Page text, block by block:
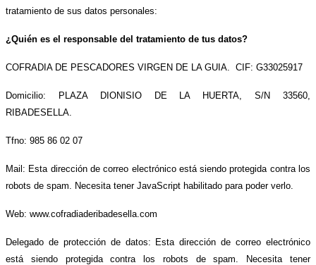
tratamiento de sus datos personales:
¿Quién es el responsable del tratamiento de tus datos?
COFRADIA DE PESCADORES VIRGEN DE LA GUIA. CIF: G33025917
Domicilio: PLAZA DIONISIO DE LA HUERTA, S/N 33560,
RIBADESELLA.
Tfno: 985 86 02 07
Mail: Esta dirección de correo electrónico está siendo protegida contra los
robots de spam. Necesita tener JavaScript habilitado para poder verlo.
Web: www.cofradiaderibadesella.com
Delegado de protección de datos: Esta dirección de correo electrónico
está siendo protegida contra los robots de spam. Necesita tener